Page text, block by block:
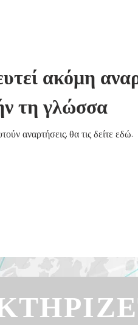
ακόμη
τη γλώσσα
αναρτήσεις, θα τις δείτε εδώ.